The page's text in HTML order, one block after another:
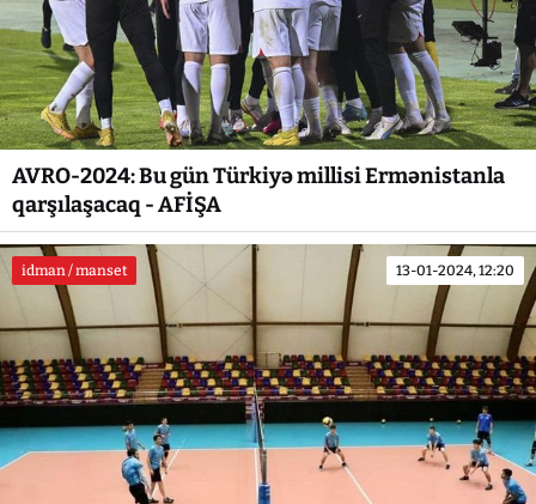
AVRO-2024: Bu gün Türkiyə millisi Ermənistanla
qarşılaşacaq - AFİŞA
idman / manset 13-01-2024, 12:20